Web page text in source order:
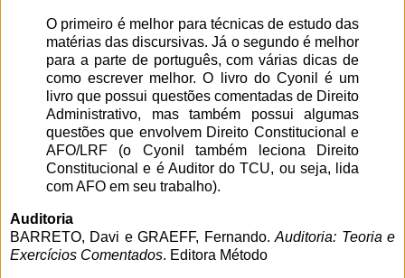
O primeiro é melhor para técnicas de estudo das
matérias das discursivas. Já o segundo é melhor
para a parte de português, com várias dicas de
como escrever melhor. O livro do Cyonil é um
livro que possui questões comentadas de Direito
Administrativo, mas também possui algumas
questões que envolvem Direito Constitucional e
AFO/LRF (o Cyonil também leciona Direito
Constitucional e é Auditor do TCU, ou seja, lida
com AFO em seu trabalho).
Auditoria
BARRETO, Davi e GRAEFF, Fernando.Auditoria: Teoria e
Exercícios Comentados. Editora Método